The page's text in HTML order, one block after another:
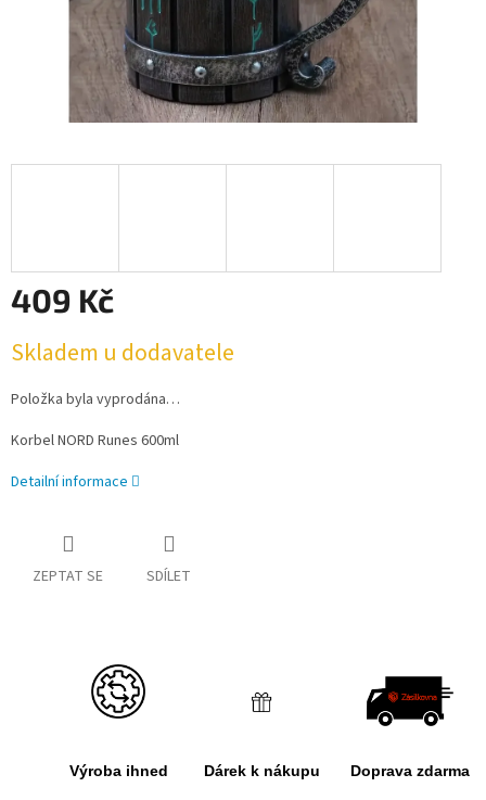
409 Kč
cena:
Skladem u dodavatele
Položka byla vyprodána…
Korbel NORD Runes 600ml
Detailní informace
ZEPTAT SE SDÍLET
Výroba ihned Dárek k nákupu Doprava zdarma